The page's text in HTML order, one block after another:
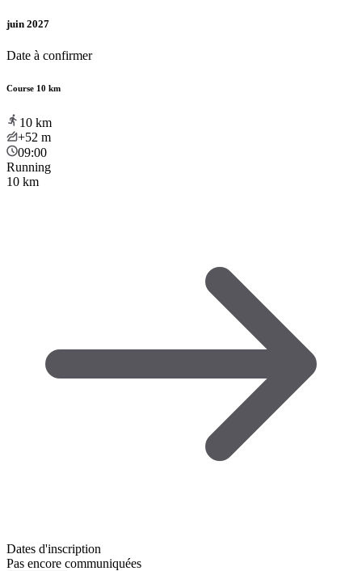
juin 2027
Date à confirmer
Course 10 km
10 km
+52 m
09:00
Running
10 km
Dates d'inscription
Pas encore communiquées